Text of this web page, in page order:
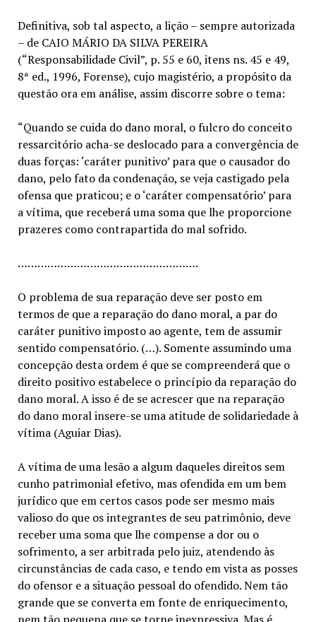
Definitiva, sob tal aspecto, a lição – sempre autorizada
– de CAIO MÁRIO DA SILVA PEREIRA
(“Responsabilidade Civil”, p. 55 e 60, itens ns. 45 e 49,
8ª ed., 1996, Forense), cujo magistério, a propósito da
questão ora em análise, assim discorre sobre o tema:
“Quando se cuida do dano moral, o fulcro do conceito
ressarcitório acha-se deslocado para a convergência de
duas forças: ‘caráter punitivo’ para que o causador do
dano, pelo fato da condenação, se veja castigado pela
ofensa que praticou; e o ‘caráter compensatório’ para
a vítima, que receberá uma soma que lhe proporcione
prazeres como contrapartida do mal sofrido.
……………………………………………….
O problema de sua reparação deve ser posto em
termos de que a reparação do dano moral, a par do
caráter punitivo imposto ao agente, tem de assumir
sentido compensatório. (…). Somente assumindo uma
concepção desta ordem é que se compreenderá que o
direito positivo estabelece o princípio da reparação do
dano moral. A isso é de se acrescer que na reparação
do dano moral insere-se uma atitude de solidariedade à
vítima (Aguiar Dias).
A vítima de uma lesão a algum daqueles direitos sem
cunho patrimonial efetivo, mas ofendida em um bem
jurídico que em certos casos pode ser mesmo mais
valioso do que os integrantes de seu patrimônio, deve
receber uma soma que lhe compense a dor ou o
sofrimento, a ser arbitrada pelo juiz, atendendo às
circunstâncias de cada caso, e tendo em vista as posses
do ofensor e a situação pessoal do ofendido. Nem tão
grande que se converta em fonte de enriquecimento,